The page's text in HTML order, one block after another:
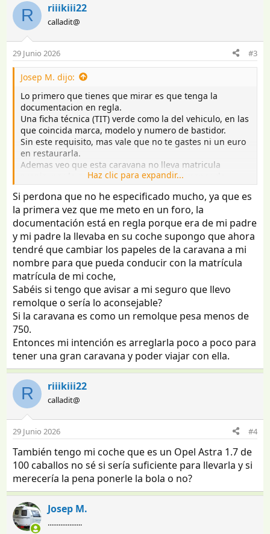
R riiikiii22
calladit@
29 Junio 2026 #3
Josep M. dijo:
Lo primero que tienes que mirar es que tenga la
documentacion en regla.
Una ficha técnica (TIT) verde como la del vehiculo, en las
que coincida marca, modelo y numero de bastidor.
Sin este requisito, mas vale que no te gastes ni un euro
en restaurarla.
Ademas veo que esta caravana no lleva matricula
propia, por lo que, en teoria, su MMA es menor de
750Kg.
No se aprecia muy bien, pero parece mayor que una
360, y en consecuencia el peso real en vacio será
superior a 750. Cargada para salir se puede ir a mas de
1000.
Haz clic para expandir...
Si perdona que no he especificado mucho, ya que es
la primera vez que me meto en un foro, la
documentación está en regla porque era de mi padre
y mi padre la llevaba en su coche supongo que ahora
tendré que cambiar los papeles de la caravana a mi
nombre para que pueda conducir con la matrícula
matrícula de mi coche,
Sabéis si tengo que avisar a mi seguro que llevo
remolque o sería lo aconsejable?
Si la caravana es como un remolque pesa menos de
750.
Entonces mi intención es arreglarla poco a poco para
tener una gran caravana y poder viajar con ella.
R riiikiii22
calladit@
29 Junio 2026 #4
También tengo mi coche que es un Opel Astra 1.7 de
100 caballos no sé si sería suficiente para llevarla y si
merecería la pena ponerle la bola o no?
Josep M.
...................